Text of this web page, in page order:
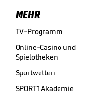
MEHR
TV-Programm
Online-Casino und
Spielotheken
Sportwetten
SPORT1 Akademie